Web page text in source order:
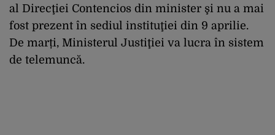
al Direcţiei Contencios din minister şi nu a mai
fost prezent în sediul instituţiei din 9 aprilie.
De marți, Ministerul Justiţiei va lucra în sistem
de telemuncă.